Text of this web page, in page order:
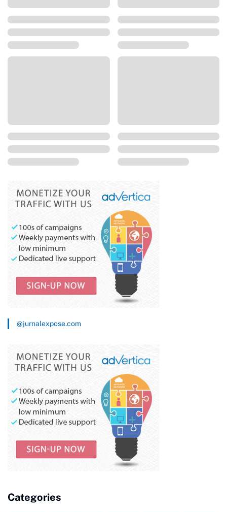
@jurnalexpose.com
Categories